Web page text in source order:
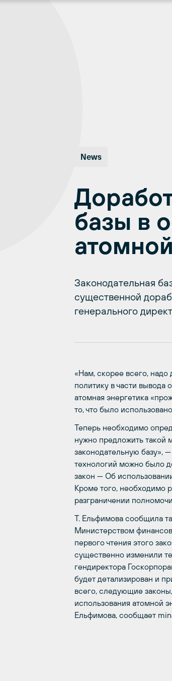
News
базы в
Законодательная
существенной
генерального
«Нам, скорее всего, надо
политику в части вывода
атомная энергетика
то, что было
Теперь необходимо
нужно предложить такой
законодательную базу»,
технологий можно было
закон — Об
Кроме того, необходимо
разграничении
Т. Ельфимова сообщила
Министерством
первого чтения этого
существенно изменили
гендиректора
будет детализирован и
всего, следующие
использования атомной
Ельфимова, сообщает